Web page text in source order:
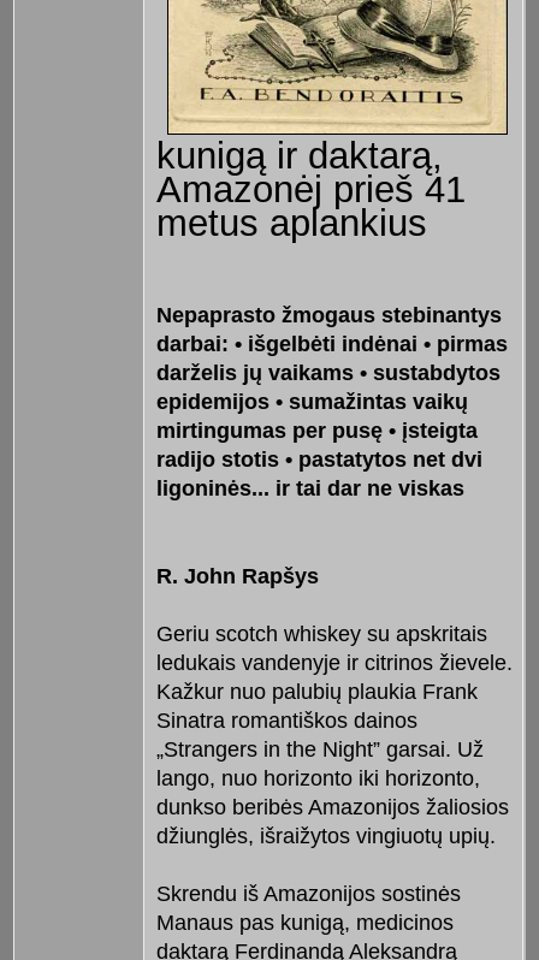
kunigą ir daktarą,
Amazonėj prieš 41
metus aplankius
Nepaprasto žmogaus stebinantys
darbai: • išgelbėti indėnai • pirmas
darželis jų vaikams • sustabdytos
epidemijos • sumažintas vaikų
mirtingumas per pusę • įsteigta
radijo stotis • pastatytos net dvi
ligoninės... ir tai dar ne viskas
R. John Rapšys
Geriu scotch whiskey su apskritais
ledukais vandenyje ir citrinos žievele.
Kažkur nuo palubių plaukia Frank
Sinatra romantiškos dainos
„Strangers in the Night” garsai. Už
lango, nuo horizonto iki horizonto,
dunkso beribės Amazonijos žaliosios
džiunglės, išraižytos vingiuotų upių.
Skrendu iš Amazonijos sostinės
Manaus pas kunigą, medicinos
daktarą Ferdinandą Aleksandrą